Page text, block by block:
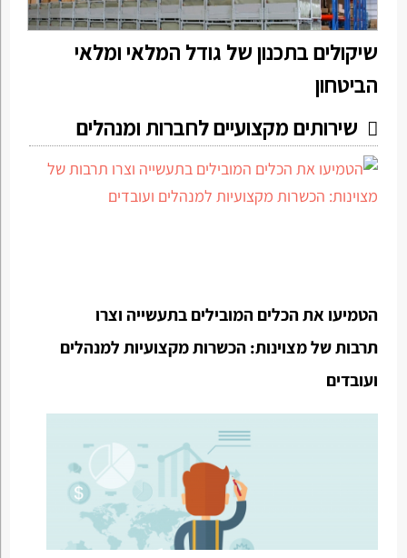
שיקולים בתכנון של גודל המלאי ומלאי
הביטחון
שירותים מקצועיים לחברות ומנהלים
הטמיעו את הכלים המובילים בתעשייה וצרו
תרבות של מצוינות: הכשרות מקצועיות למנהלים
ועובדים